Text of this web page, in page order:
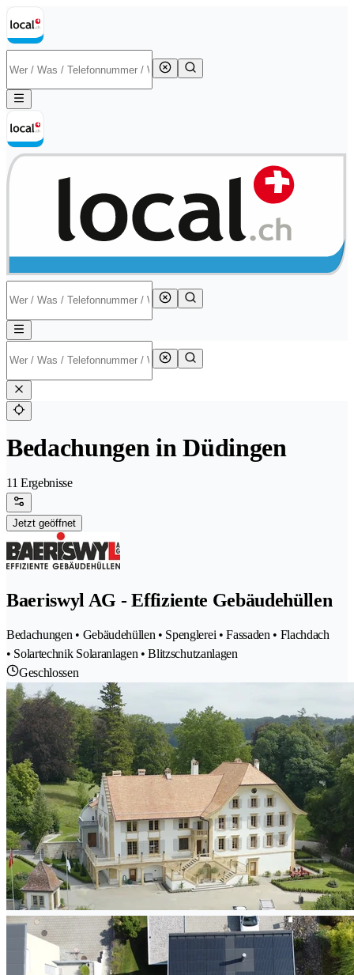
Bedachungen in Düdingen
11 Ergebnisse
Jetzt geöffnet
Baeriswyl AG - Effiziente Gebäudehüllen
Bedachungen • Gebäudehüllen • Spenglerei • Fassaden • Flachdach
• Solartechnik Solaranlagen • Blitzschutzanlagen
Geschlossen